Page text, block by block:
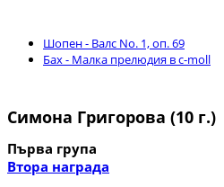
Шопен - Валс No. 1, оп. 69
Бах - Малка прелюдия в c-moll
Симона Григорова (10 г.)
Първа група
Втора награда